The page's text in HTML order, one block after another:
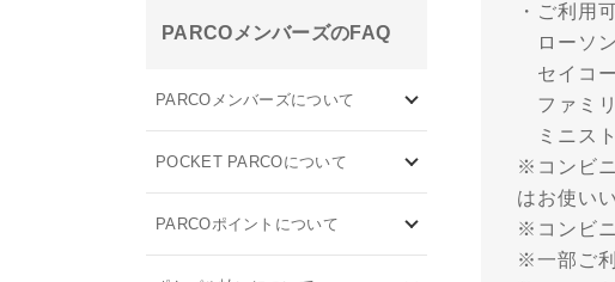
PARCOメンバーズのFAQ
PARCOメンバーズについて
POCKET PARCOについて
PARCOポイントについて
・ご利用
ローソ
セイコ
ファミ
ミニス
※コンビ
はお使い
※コンビ
※一部ご